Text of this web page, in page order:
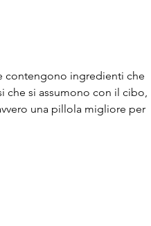
contengono ingredienti che
si assumono con il cibo,
una pillola migliore per